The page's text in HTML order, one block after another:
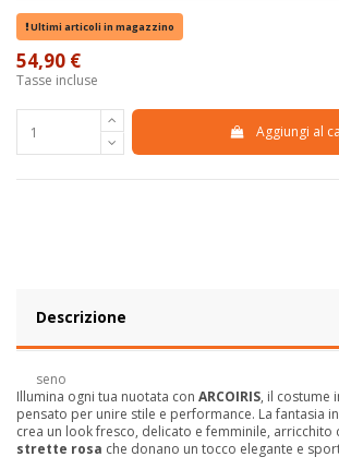
Ultimi articoli in magazzino
54,90 €
Tasse incluse
Aggiungi al
Descrizione
seno
Illumina ogni tua nuotata con ARCOIRIS, il costume
pensato per unire stile e performance. La fantasia in
crea un look fresco, delicato e femminile, arricchito
strette rosa che donano un tocco elegante e